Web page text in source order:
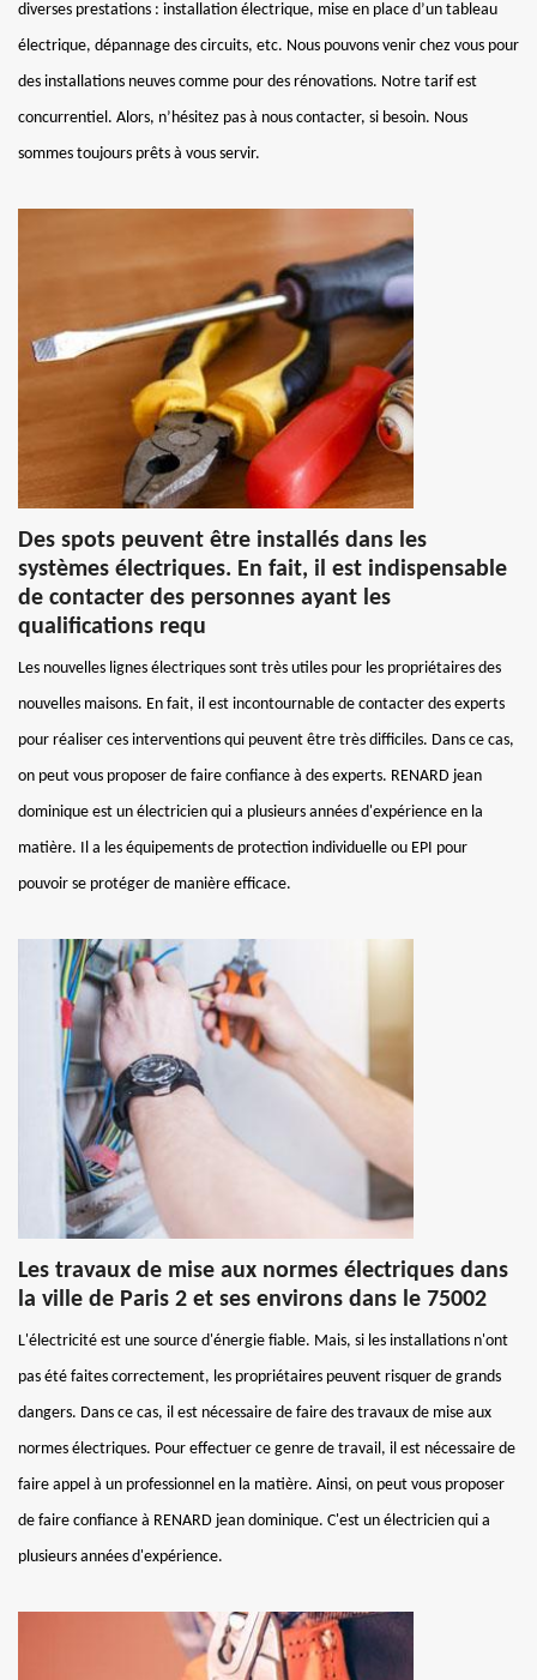
diverses prestations : installation électrique, mise en place d’un tableau
électrique, dépannage des circuits, etc. Nous pouvons venir chez vous pour
des installations neuves comme pour des rénovations. Notre tarif est
concurrentiel. Alors, n’hésitez pas à nous contacter, si besoin. Nous
sommes toujours prêts à vous servir.
Des spots peuvent être installés dans les
systèmes électriques. En fait, il est indispensable
de contacter des personnes ayant les
qualifications requ
Les nouvelles lignes électriques sont très utiles pour les propriétaires des
nouvelles maisons. En fait, il est incontournable de contacter des experts
pour réaliser ces interventions qui peuvent être très difficiles. Dans ce cas,
on peut vous proposer de faire confiance à des experts. RENARD jean
dominique est un électricien qui a plusieurs années d'expérience en la
matière. Il a les équipements de protection individuelle ou EPI pour
pouvoir se protéger de manière efficace.
Les travaux de mise aux normes électriques dans
la ville de Paris 2 et ses environs dans le 75002
L'électricité est une source d'énergie fiable. Mais, si les installations n'ont
pas été faites correctement, les propriétaires peuvent risquer de grands
dangers. Dans ce cas, il est nécessaire de faire des travaux de mise aux
normes électriques. Pour effectuer ce genre de travail, il est nécessaire de
faire appel à un professionnel en la matière. Ainsi, on peut vous proposer
de faire confiance à RENARD jean dominique. C'est un électricien qui a
plusieurs années d'expérience.